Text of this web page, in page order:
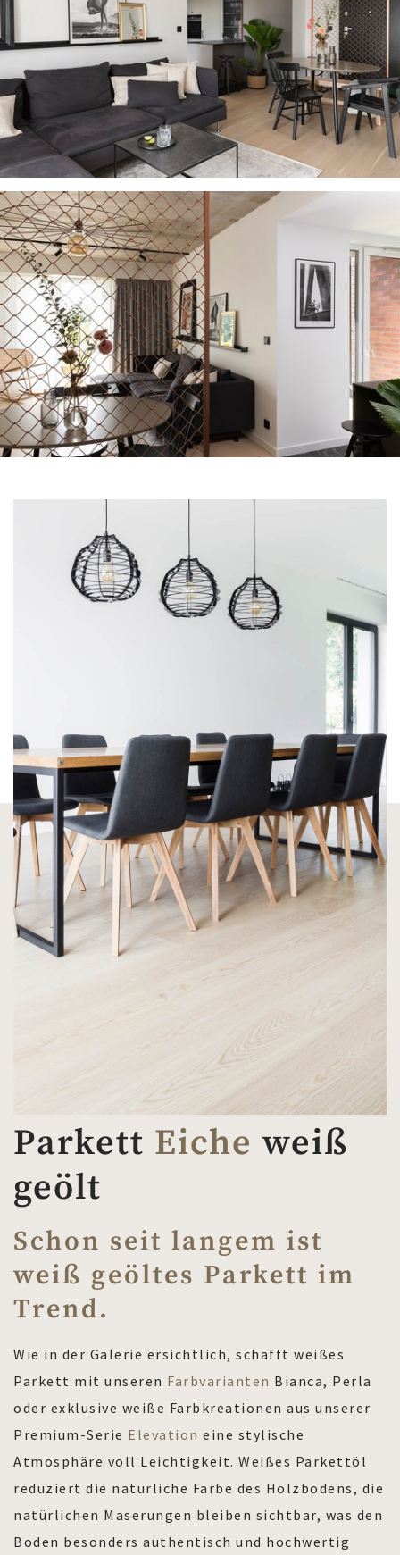
Parkett Eicheweiß
geölt
Schon seit langem ist
weiß geöltes Parkett im
Trend.
Wie in der Galerie ersichtlich, schafft weißes
Parkett mit unseren Farbvarianten Bianca, Perla
oder exklusive weiße Farbkreationen aus unserer
Premium-Serie Elevation eine stylische
Atmosphäre voll Leichtigkeit. Weißes Parkettöl
reduziert die natürliche Farbe des Holzbodens, die
natürlichen Maserungen bleiben sichtbar, was den
Boden besonders authentisch und hochwertig